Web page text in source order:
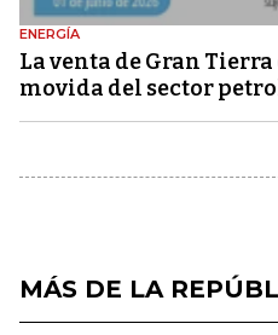
ENERGÍA
La venta de Gran
movida del sector
MÁS DE LA